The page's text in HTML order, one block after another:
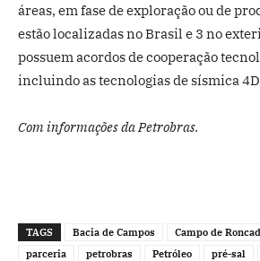
áreas, em fase de exploração ou de
estão localizadas no Brasil e 3 no
possuem acordos de cooperação
incluindo as tecnologias de sísmica
Com informações da Petrobras.
TAGS Bacia de Campos Campo de
parceria
petrobras Petróleo pré-sal